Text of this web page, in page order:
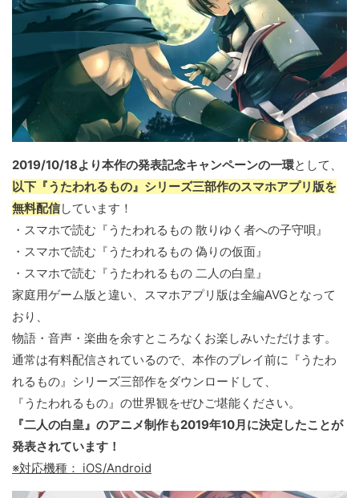
2019/10/18より本作の発表記念キャンペーンの一環として、
以下『うたわれるもの』シリーズ三部作のスマホアプリ版を
無料配信しています！
・スマホで読む『うたわれるもの 散りゆく者への子守唄』
・スマホで読む『うたわれるもの 偽りの仮面』
・スマホで読む『うたわれるもの 二人の白皇』
家庭用ゲーム版と違い、スマホアプリ版は全編AVGとなって
おり、
物語・音声・楽曲を余すところなくお楽しみいただけます。
通常は有料配信されているので、本作のプレイ前に『うたわ
れるもの』シリーズ三部作をダウンロードして、
『うたわれるもの』の世界観をぜひご堪能ください。
『二人の白皇』のアニメ制作も2019年10月に決定したことが
発表されています！
※対応機種： iOS/Android